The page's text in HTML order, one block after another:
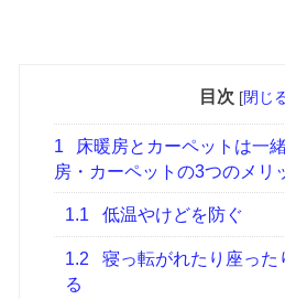
目次 [閉じ
1
床暖房とカーペットは一
房・カーペットの3つのメリ
1.1 低温やけどを防ぐ
1.2
寝っ転がれたり座った
る